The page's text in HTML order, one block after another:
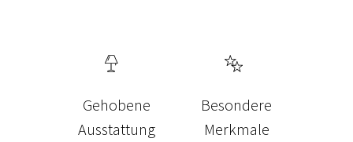
Gehobene
Ausstattung
Besondere
Merkmale